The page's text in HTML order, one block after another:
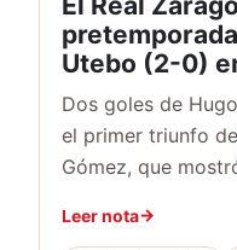
Utebo (2-0)
Dos goles de
el primer triunfo
Gómez, que
Leer nota